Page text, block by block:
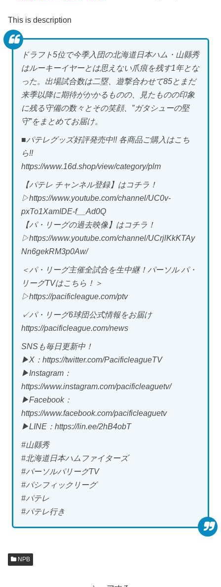
This is description
ドラフト5位で今季入団の北海道日本ハム・山縣秀
はルーキーイヤーとは思えない爪痕を残す1年とな
った。出場試合数は二塁、遊撃合わせて85とまだ
来季以降に期待がかかるものの、見たものの印象
に残る守備の数々とその笑顔、”ガタシューの堅
守”をまとめてお届け。
■パテレグッズ好評発売中!! 各商品ご購入はこち
ら!!
https://www.16d.shop/view/category/plm
【パテレ チャンネル登録】はコチラ！
▷https://www.youtube.com/channel/UC0v-
pxTo1XamIDE-f__Ad0Q
【パ・リーグの過去映像】はコチラ！
▷https://www.youtube.com/channel/UCrjlKkKTAy
Nn6gekRM3p0Aw/
＜パ・リーグ主催全試合を生中継！パーソル パ・
リーグTVはこちら！＞
▷https://pacificleague.com/ptv
✓パ・リーグ6球団公式情報をお届け
https://pacificleague.com/news
SNSも毎日更新中！
▶X：https://twitter.com/PacificleagueTV
▶Instagram：
https://www.instagram.com/pacificleaguetv/
▶Facebook：
https://www.facebook.com/pacificleaguetv
▶LINE：https://lin.ee/2hB4obT
#山縣秀
#北海道日本ハムファイターズ
#パーソルパリーグTV
#パシフィックリーグ
#パテレ
#パテレ行き
NPB